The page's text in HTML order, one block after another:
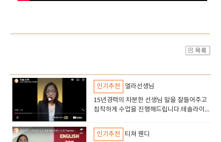
인기추천
엘라선생님
15년경력의 차분한 선생님 말을 잘들어주고
침착하게 수업을 진행해드립니다.테솔라이센
토익 수업도 진행합니다안녕하세요 엘라선생
님을 소개해드립니다
인기추천
티쳐 웬디